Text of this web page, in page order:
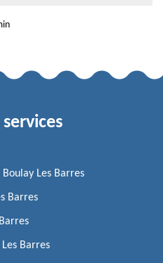
Les Barres
Barres
Barres